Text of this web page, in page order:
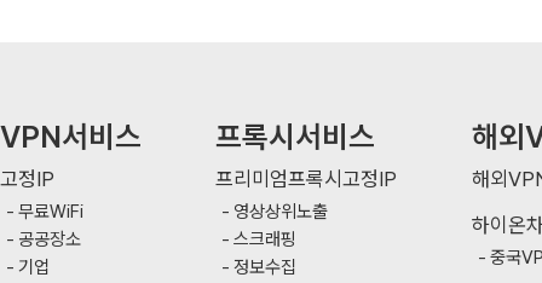
VPN서비스
고정IP
무료WiFi
공공장소
기업
프록시서비스
프리미엄프록시고정IP
영상상위노출
스크래핑
정보수집
해외
해외
하이온
중국